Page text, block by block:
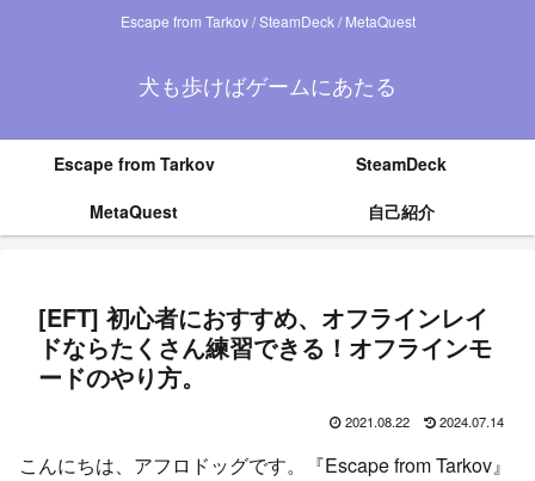
Escape from Tarkov / SteamDeck / MetaQuest
犬も歩けばゲームにあたる
Escape from Tarkov
SteamDeck
MetaQuest
自己紹介
[EFT] 初心者におすすめ、オフラインレイ
ドならたくさん練習できる！オフラインモ
ードのやり方。
2021.08.22 2024.07.14
こんにちは、アフロドッグです。『Escape from Tarkov』